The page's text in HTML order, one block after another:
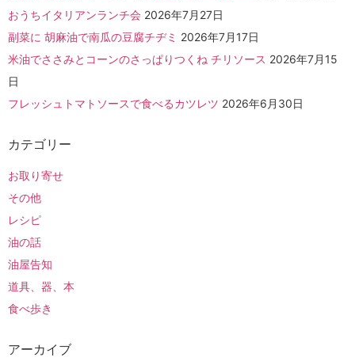
おうちイタリアンランチ会 2026年7月27日
副菜に 胡麻油で南瓜の豆腐チヂミ 2026年7月17日
米油でささみとコーンのさっぱりつくね チリソース 2026年7月15
日
フレッシュトマトソースで食べるカツレツ 2026年6月30日
カテゴリー
お取り寄せ
その他
レシピ
油の話
油屋告知
道具、器、本
食べ歩き
アーカイブ